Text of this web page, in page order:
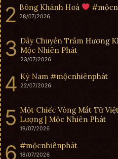
Bông Khánh Hoà
28/07/2026
Dây Chuyền Trầm Hương
Mộc Nhiên Phát
23/07/2026
Kỳ Nam #mộcnhiênphát
22/07/2026
Một Chiếc Vòng Mắt Tử
Lượng | Mộc Nhiên Phát
19/07/2026
#mộcnhiênphát
18/07/2026